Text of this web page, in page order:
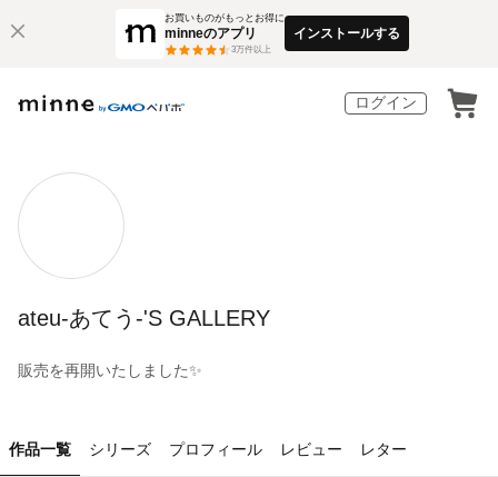
お買いものがもっとお得に
minneのアプリ
3万件以上
インストールする
ログイン
ateu-あてう-'S GALLERY
販売を再開いたしました✨
作品一覧 シリーズ プロフィール レビュー レター